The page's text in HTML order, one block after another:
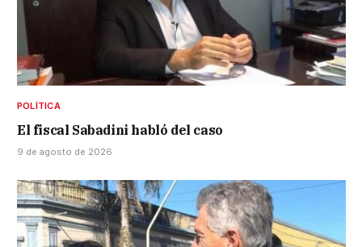
POLÍTICA
El fiscal Sabadini habló del caso
9 de agosto de 2026